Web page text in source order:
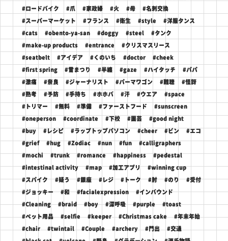
#ロードバイク #爪 #家政婦 #火 #母 #名刺交換
#スーパーマーケット #フランス #衛生 #style #洋服タンス
#cats #obento-ya-san #doggy #steel #タンク
#make-up products #entrance #クリスマスリース
#seatbelt #アイデア #くのいち #doctor #cheek
#first spring #雪まつり #半纏 #gaze #ハイタッチ #パパ
#激痛 #奈良 #ジャーナリスト #パーマワゴン #難聴 #怪訝
#熟考 #予防 #手持ち #ホホバ #汗 #ウエア #space
#トリマー #無料 #準備 #ファーストフード #sunscreen
#oneperson #coordinate #下校 #園芸 #good night
#buy #レシピ #ラップトップパソコン #cheer #ビン #エコ
#grief #hug #Zodiac #nun #fun #calligraphers
#mochi #trunk #romance #happiness #pedestal
#intestinal activity #map #加工アプリ #winning cup
#スパイク #疑う #銀座 #レジ #トーク #肘 #のり #受付
#ジョッキー #和 #facialexpression #インバウンド
#Cleaning #braid #boy #深呼吸 #purple #toast
#ペット用品 #selfie #keeper #Christmas cake #年末年始
#chair #twintail #Couple #archery #門出 #交通